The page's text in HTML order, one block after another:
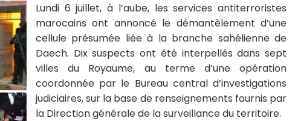
Lundi 6 juillet, à l’aube, les services antiterroristes
marocains ont annoncé le démantèlement d’une
cellule présumée liée à la branche sahélienne de
Daech. Dix suspects ont été interpellés dans sept
villes du Royaume, au terme d’une opération
coordonnée par le Bureau central d’investigations
judiciaires, sur la base de renseignements fournis par
la Direction générale de la surveillance du territoire.